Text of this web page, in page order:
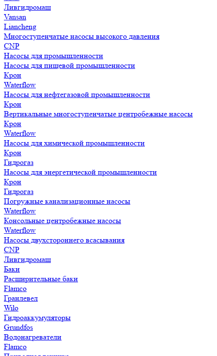
Ливгидромаш
Vansan
Liancheng
Многоступенчатые насосы высокого давления
CNP
Насосы для промышленности
Насосы для пищевой промышленности
Крон
Waterflow
Насосы для нефтегазовой промышленности
Крон
Вертикальные многоступенчатые центробежные насосы
Крон
Waterflow
Насосы для химической промышленности
Крон
Гидрогаз
Насосы для энергетической промышленности
Крон
Гидрогаз
Погружные канализационные насосы
Waterflow
Консольные центробежные насосы
Waterflow
Насосы двухстороннего всасывания
CNP
Ливгидромаш
Баки
Расширительные баки
Flamco
Гранлевел
Wilo
Гидроаккумуляторы
Grundfos
Водонагреватели
Flamco